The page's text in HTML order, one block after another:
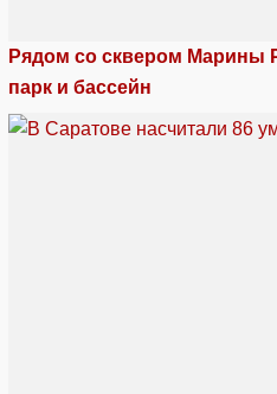
Рядом со сквером Марины
парк и бассейн